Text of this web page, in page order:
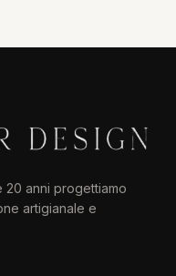
20 anni progettiamo
artigianale e